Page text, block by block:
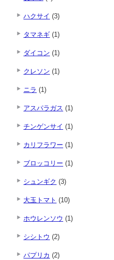
ハクサイ (3)
タマネギ (1)
ダイコン (1)
クレソン (1)
ニラ (1)
アスパラガス (1)
チンゲンサイ (1)
カリフラワー (1)
ブロッコリー (1)
シュンギク (3)
大玉トマト (10)
ホウレンソウ (1)
シシトウ (2)
パプリカ (2)